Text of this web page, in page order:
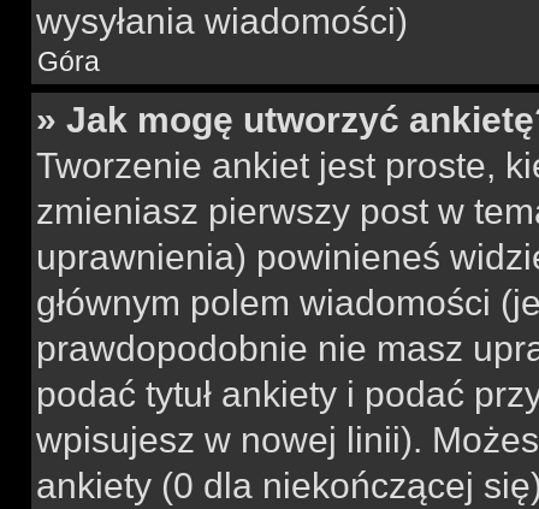
wysyłania wiadomości)
Góra
» Jak mogę utworzyć
Tworzenie ankiet jest proste,
zmieniasz pierwszy post w
uprawnienia) powinieneś
głównym polem wiadomości
prawdopodobnie nie masz
podać tytuł ankiety i podać
wpisujesz w nowej linii).
ankiety (0 dla niekończącej